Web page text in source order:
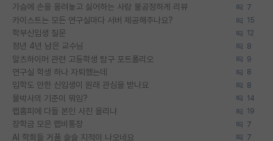
가슴에 손을 올려놓고 싫어하는 사람 불공정하게 리뷰 7
카이스트는 모든 연구실마다 서버 제공해주나요? 15
학부신입생 질문 12
정년 4년 남은 교수님 8
알츠하이머 관련 고등학생 탐구 포트폴리오 9
연구실 학생 하나 자퇴했는데 8
입학도 안한 신입생이 원래 관심을 받나요 8
물박사의 기준이 뭐임? 14
랩홈피에 다들 본인 사진 올리냐 19
장학금 모은 랩비통장 7
AI 학회들 거품 슬슬 지적이 나오네요 7